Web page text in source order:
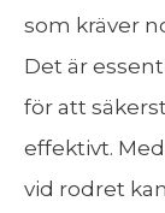
som kräver
Det är
för att
effektivt.
vid rodret